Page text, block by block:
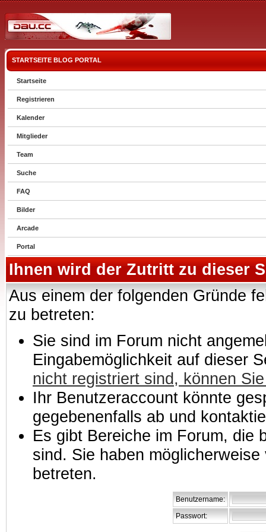
STARTSEITE BLOG PORTAL
Startseite
Registrieren
Kalender
Mitglieder
Team
Suche
FAQ
Bilder
Arcade
Portal
Ihnen wird der Zutritt zu dieser
Aus einem der folgenden Gründe
zu betreten:
Sie sind im Forum nicht
Eingabemöglichkeit auf dieser
nicht registriert sind, können
Ihr Benutzeraccount könnte
gegebenenfalls ab und
Es gibt Bereiche im Forum, die
sind. Sie haben
betreten.
Benutzername:
Passwort: